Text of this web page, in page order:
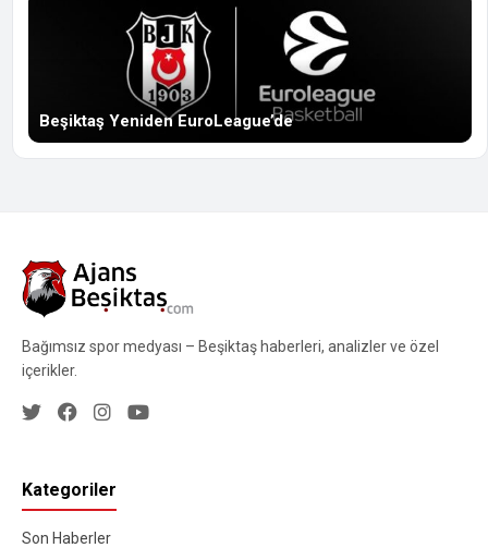
Beşiktaş Yeniden EuroLeague’de
Bağımsız spor medyası – Beşiktaş haberleri, analizler ve özel
içerikler.
Kategoriler
Son Haberler